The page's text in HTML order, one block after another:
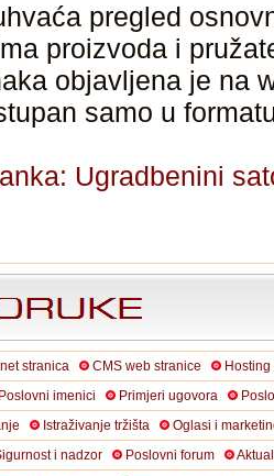
pregled
proizvoda i
objavljena je na
samo u
Ugradbenini
stranica CMS web stranice
Poslovni imenici Primjeri ugovora
Istraživanje tržišta
Oglasi i
i nadzor Poslovni forum